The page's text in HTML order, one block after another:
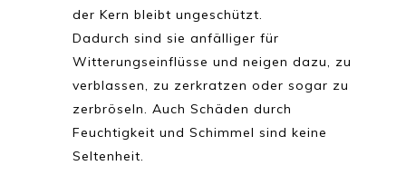
der Kern bleibt ungeschützt.
Dadurch sind sie anfälliger für
Witterungseinflüsse und neigen dazu, zu
verblassen, zu zerkratzen oder sogar zu
zerbröseln. Auch Schäden durch
Feuchtigkeit und Schimmel sind keine
Seltenheit.